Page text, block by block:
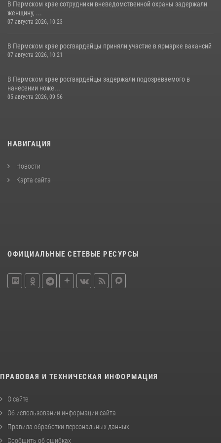
В Пермском крае сотрудники вневедомственной охраны задержали
женщину, ...
07 августа 2026, 10:23
В Пермском крае росгвардейцы приняли участие в ярмарке вакансий
07 августа 2026, 10:21
В Пермском крае росгвардейцы задержали подозреваемого в
нанесении ноже...
05 августа 2026, 09:56
НАВИГАЦИЯ
Новости
Карта сайта
ОФИЦИАЛЬНЫЕ СЕТЕВЫЕ РЕСУРСЫ
ПРАВОВАЯ И ТЕХНИЧЕСКАЯ ИНФОРМАЦИЯ
О сайте
Об использовании информации сайта
Правила обработки персональных данных
Сообщить об ошибках